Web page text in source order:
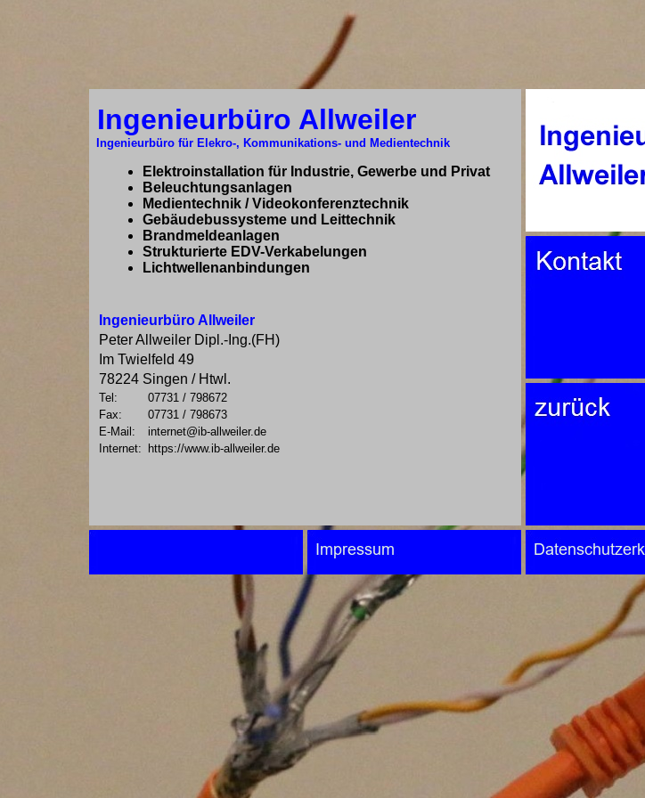
Ingenieurbüro Allweiler
Ingenieurbüro für Elekro-, Kommunikations- und Medientechnik
Elektroinstallation für Industrie, Gewerbe und Privat
Beleuchtungsanlagen
Medientechnik / Videokonferenztechnik
Gebäudebussysteme und Leittechnik
Brandmeldeanlagen
Strukturierte EDV-Verkabelungen
Lichtwellenanbindungen
Ingenieurbüro Allweiler
Peter Allweiler Dipl.-Ing.(FH)
Im Twielfeld 49
78224 Singen / Htwl.
Tel:
07731 / 798672
Fax:
07731 / 798673
E-Mail:
internet@ib-allweiler.de
Internet:
https://www.ib-allweiler.de